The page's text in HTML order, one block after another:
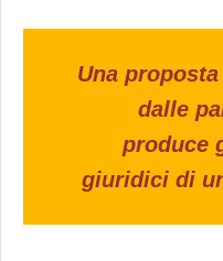
Una
dalle
produce
giuridici di